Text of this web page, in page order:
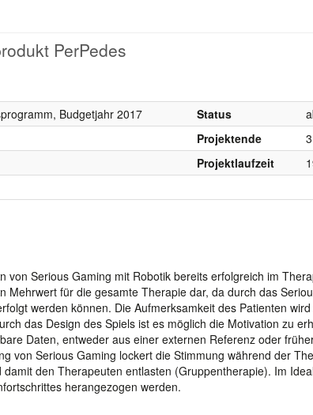
PerPedes
Budgetjahr 2017 Status
Projektende
Projektlaufzeit
von Serious Gaming mit Robotik bereits erfolgreich im
Mehrwert für die gesamte Therapie dar, da durch das
werden können. Die Aufmerksamkeit des Patienten
das Design des Spiels ist es möglich die Motivation zu
Daten, entweder aus einer externen Referenz oder
von Serious Gaming lockert die Stimmung während der
den Therapeuten entlasten (Gruppentherapie). Im
herangezogen werden.